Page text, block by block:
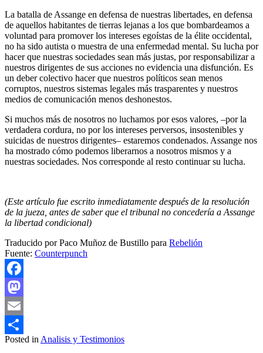
La batalla de Assange en defensa de nuestras libertades, en defensa
de aquellos habitantes de tierras lejanas a los que bombardeamos a
voluntad para promover los intereses egoístas de la élite occidental,
no ha sido autista o muestra de una enfermedad mental. Su lucha por
hacer que nuestras sociedades sean más justas, por responsabilizar a
nuestros dirigentes de sus acciones no evidencia una disfunción. Es
un deber colectivo hacer que nuestros políticos sean menos
corruptos, nuestros sistemas legales más trasparentes y nuestros
medios de comunicación menos deshonestos.
Si muchos más de nosotros no luchamos por esos valores, –por la
verdadera cordura, no por los intereses perversos, insostenibles y
suicidas de nuestros dirigentes– estaremos condenados. Assange nos
ha mostrado cómo podemos liberarnos a nosotros mismos y a
nuestras sociedades. Nos corresponde al resto continuar su lucha.
(Este artículo fue escrito inmediatamente después de la resolución
de la jueza, antes de saber que el tribunal no concedería a Assange
la libertad condicional)
Traducido por Paco Muñoz de Bustillo para Rebelión
Fuente: Counterpunch
Facebook
Mastodon
Email
Compartir
Posted in Analisis y Testimonios